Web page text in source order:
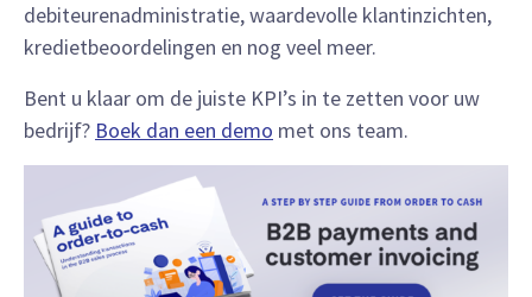
debiteurenadministratie, waardevolle klantinzichten,
kredietbeoordelingen en nog veel meer.
Bent u klaar om de juiste KPI’s in te zetten voor uw
bedrijf? Boek dan een demo met ons team.